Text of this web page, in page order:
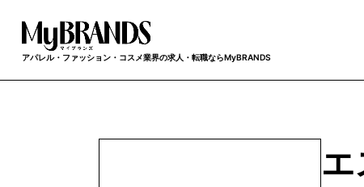
アパレル・ファッション・コスメ業界の求人・転職ならMyBRANDS